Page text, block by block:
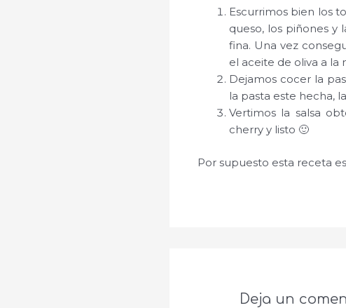
Escurrimos bien los
queso, los piñones y
fina. Una vez
el aceite de oliva a la
Dejamos cocer la
la pasta este hecha,
Vertimos la salsa
cherry y listo 🙂
Por supuesto esta receta
Deja un